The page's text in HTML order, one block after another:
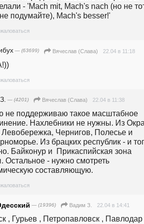
- 'Mach mit, Mach's nach (но не
подумайте), Mach's besser!'
— (63699) Вячеслав (Слава) 22.04 в 11:18
— (4201) Вячеслав (Слава) 22.04 в 11:38
не поддерживаю такое масштабное
Нахлебники не нужны. Из
Чернигов, Полесье и
Из брацких республик - и
Байконур и  Прикаспийская зона
Остальное - нужно смотреть
составляющую.
— (19396) Вадим З. 22.04 в 14:41
, Гурьев , Петропавловск ,